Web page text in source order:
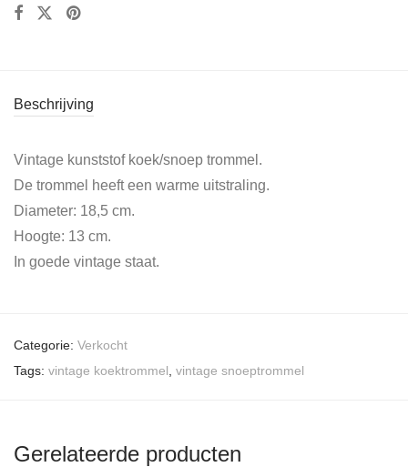
Beschrijving
Vintage kunststof koek/snoep trommel.
De trommel heeft een warme uitstraling.
Diameter: 18,5 cm.
Hoogte: 13 cm.
In goede vintage staat.
Categorie: Verkocht
Tags: vintage koektrommel vintage snoeptrommel
Gerelateerde producten